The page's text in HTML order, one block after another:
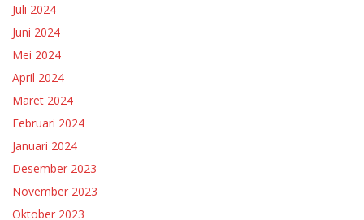
Juli 2024
Juni 2024
Mei 2024
April 2024
Maret 2024
Februari 2024
Januari 2024
Desember 2023
November 2023
Oktober 2023